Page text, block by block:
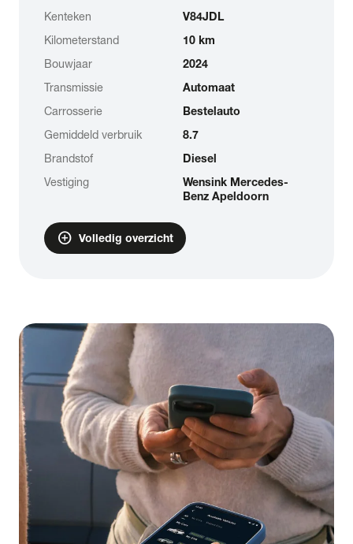
Kenteken
V84JDL
Kilometerstand
10 km
Bouwjaar
2024
Transmissie
Automaat
Carrosserie
Bestelauto
Gemiddeld verbruik
8.7
Brandstof
Diesel
Vestiging
Wensink Mercedes-
Benz Apeldoorn
add_circle Volledig overzicht